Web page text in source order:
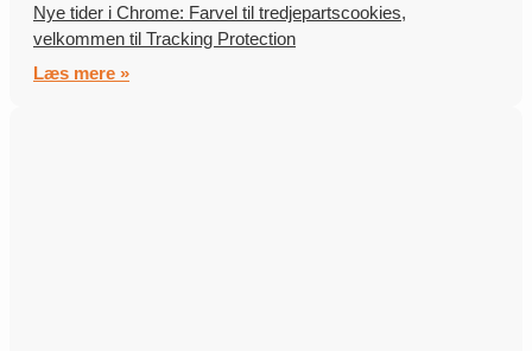
Nye tider i Chrome: Farvel til tredjepartscookies,
velkommen til Tracking Protection
Læs mere »